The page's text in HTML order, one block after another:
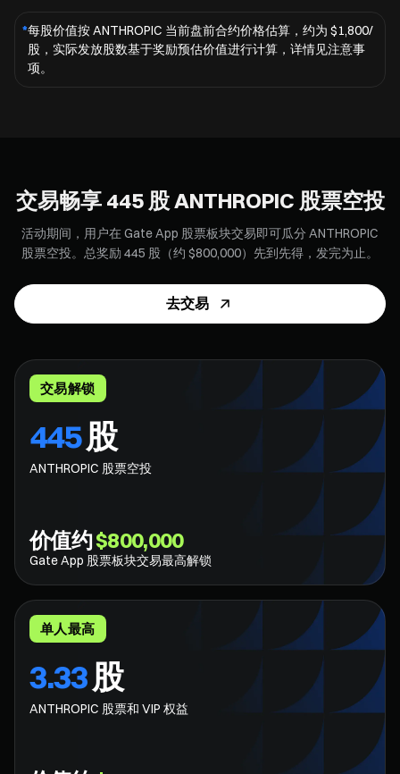
*每股价值按 ANTHROPIC 当前盘前合约价格估算，约为 $1,800/
股，实际发放股数基于奖励预估价值进行计算，详情见注意事
项。
交易畅享 445 股 ANTHROPIC 股票空投
活动期间，用户在 Gate App 股票板块交易即可瓜分 ANTHROPIC
股票空投。总奖励 445 股（约 $800,000）先到先得，发完为止。
去交易
交易解锁
445股
ANTHROPIC 股票空投
价值约$800,000
Gate App 股票板块交易最高解锁
单人最高
3.33股
ANTHROPIC 股票和 VIP 权益